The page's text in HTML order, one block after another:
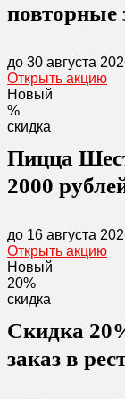
повторные
до 30 августа
Открыть акцию
Новый
%
скидка
Пицца
2000
до 16 августа
Открыть акцию
Новый
20%
скидка
Скидка
заказ в